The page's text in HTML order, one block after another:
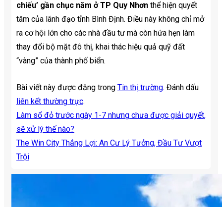
chiếu’ gần chục năm ở TP Quy Nhơn thể hiện quyết
tâm của lãnh đạo tỉnh Bình Định. Điều này không chỉ mở
ra cơ hội lớn cho các nhà đầu tư mà còn hứa hẹn làm
thay đổi bộ mặt đô thị, khai thác hiệu quả quỹ đất
“vàng” của thành phố biển.
Bài viết này được đăng trong Tin thị trường. Đánh dấu
liên kết thường trực.
Làm sổ đỏ trước ngày 1-7 nhưng chưa được giải quyết,
sẽ xử lý thế nào?
The Win City Thắng Lợi: An Cư Lý Tưởng, Đầu Tư Vượt
Trội